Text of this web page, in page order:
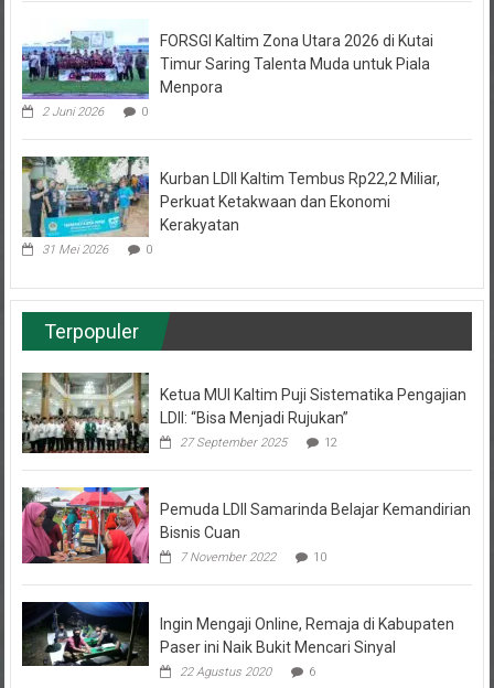
Timur Saring Talenta Muda untuk Piala
Menpora
2 Juni 2026 0
Perkuat Ketakwaan dan Ekonomi
Kerakyatan
31 Mei 2026 0
Terpopuler
LDII: “Bisa Menjadi Rujukan”
27 September 2025 12
Bisnis Cuan
7 November 2022
Paser ini Naik Bukit Mencari Sinyal
22 Agustus 2020 6